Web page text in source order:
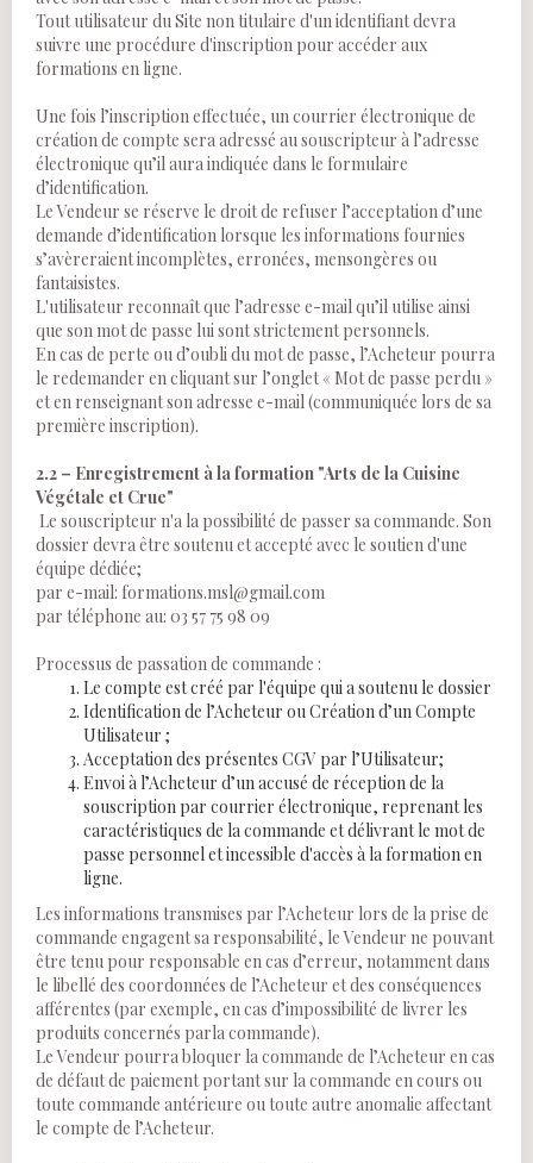
Tout utilisateur du Site non titulaire d'un identifiant devra
suivre une procédure d'inscription pour accéder aux
formations en ligne.
Une fois l’inscription effectuée, un courrier électronique de
création de compte sera adressé au souscripteur à l’adresse
électronique qu’il aura indiquée dans le formulaire
d’identification.
Le Vendeur se réserve le droit de refuser l’acceptation d’une
demande d’identification lorsque les informations fournies
s’avèreraient incomplètes, erronées, mensongères ou
fantaisistes.
L'utilisateur reconnaît que l’adresse e-mail qu’il utilise ainsi
que son mot de passe lui sont strictement personnels.
En cas de perte ou d’oubli du mot de passe, l’Acheteur pourra
le redemander en cliquant sur l’onglet « Mot de passe perdu »
et en renseignant son adresse e-mail (communiquée lors de sa
première inscription).
2.2 – Enregistrement à la formation "Arts de la Cuisine
Végétale et Crue"
Le souscripteur n'a la possibilité de passer sa commande. Son
dossier devra être soutenu et accepté avec le soutien d'une
équipe dédiée;
par e-mail: formations.msl@gmail.com
par téléphone au: 03 57 75 98 09
Processus de passation de commande :
Le compte est créé par l'équipe qui a soutenu le dossier
Identification de l’Acheteur ou Création d’un Compte
Utilisateur ;
Acceptation des présentes CGV par l’Utilisateur;
Envoi à l’Acheteur d’un accusé de réception de la
souscription par courrier électronique, reprenant les
caractéristiques de la commande et délivrant le mot de
passe personnel et incessible d'accès à la formation en
ligne.
Les informations transmises par l’Acheteur lors de la prise de
commande engagent sa responsabilité, le Vendeur ne pouvant
être tenu pour responsable en cas d’erreur, notamment dans
le libellé des coordonnées de l’Acheteur et des conséquences
afférentes (par exemple, en cas d’impossibilité de livrer les
produits concernés parla commande).
Le Vendeur pourra bloquer la commande de l’Acheteur en cas
de défaut de paiement portant sur la commande en cours ou
toute commande antérieure ou toute autre anomalie affectant
le compte de l’Acheteur.